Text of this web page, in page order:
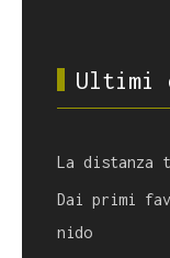
Ultimi
La
Dai primi
nido